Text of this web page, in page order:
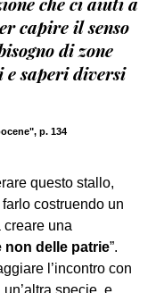
capire il senso
di zone
e saperi diversi
p. 134
questo stallo,
costruendo un
una
non delle patrie”.
l’incontro con